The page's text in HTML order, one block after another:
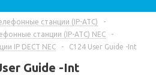
станции (IP-АТС)
-
станции (IP-АТС) NEC
-
IP DECT NEC
- C124 User Guide -Int
Guide -Int